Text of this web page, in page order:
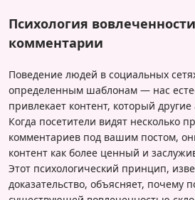
Психология
комментарии
Поведение людей в социальных
определенным шаблонам — нас
привлекает контент, который
Когда посетители видят несколько
комментариев под вашим постом,
контент как более ценный и
Этот психологический принцип,
доказательство, объясняет, почему